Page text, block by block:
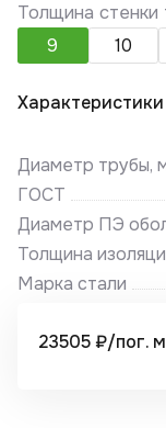
Толщина
9
10
Характеристики
Диаметр трубы,
ГОСТ
Диаметр ПЭ
Толщина
Марка стали
23505 ₽/пог. м